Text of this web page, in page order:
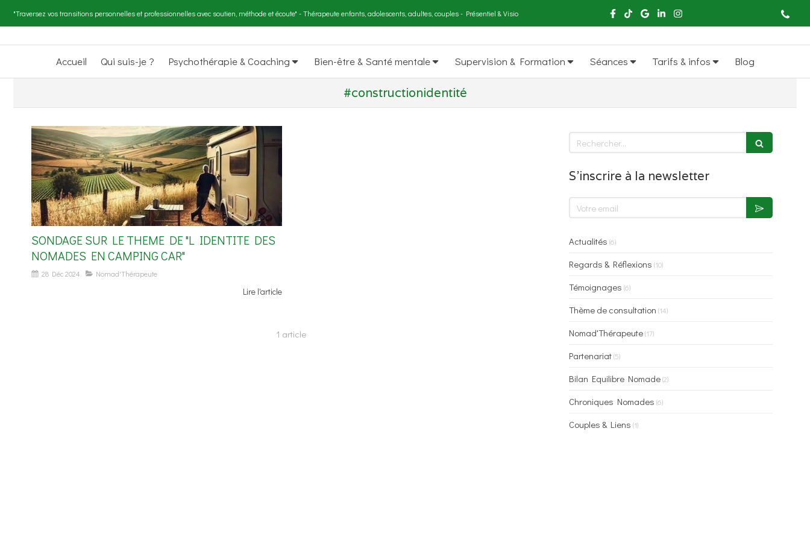
"Traversez vos transitions personnelles et professionnelles avec soutien, méthode et écoute" - Thérapeute enfants, adolescents, adultes, couples - Présentiel & Visio
Accueil Qui suis-je ? Psychothérapie & Coaching Bien-être & Santé mentale Supervision & Formation Séances Tarifs & infos Blog
#constructionidentité
SONDAGE SUR LE THEME DE "L IDENTITE DES
NOMADES EN CAMPING CAR"
28 Déc 2024 Nomad'Thérapeute
Lire l'article
1 article
Rechercher
S'inscrire à la newsletter
Votre email
Actualités (6)
Regards & Réflexions (10)
Témoignages (6)
Thème de consultation (14)
Nomad'Thérapeute(17)
Partenariat(5)
Bilan Equilibre Nomade(2)
Chroniques Nomades (6)
Couples & Liens (1)